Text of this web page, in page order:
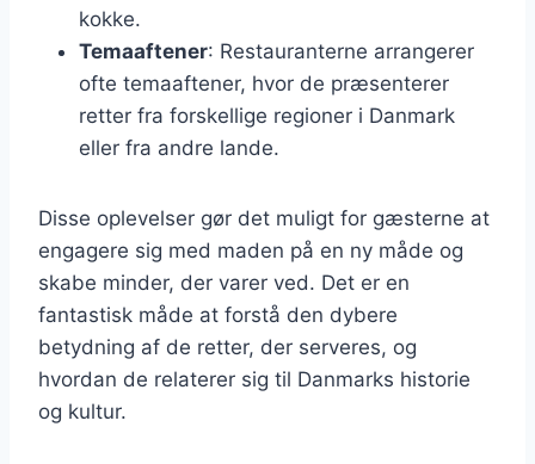
kokke.
Temaaftener: Restauranterne arrangerer
ofte temaaftener, hvor de præsenterer
retter fra forskellige regioner i Danmark
eller fra andre lande.
Disse oplevelser gør det muligt for gæsterne at
engagere sig med maden på en ny måde og
skabe minder, der varer ved. Det er en
fantastisk måde at forstå den dybere
betydning af de retter, der serveres, og
hvordan de relaterer sig til Danmarks historie
og kultur.